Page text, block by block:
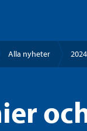
Alla nyheter 2024